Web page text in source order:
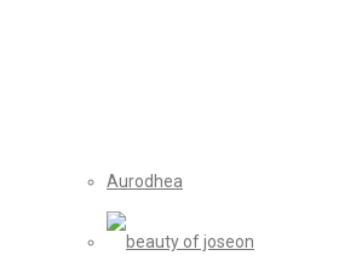
Aurodhea